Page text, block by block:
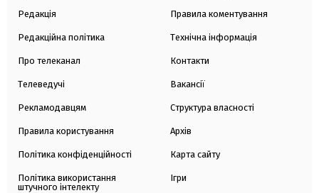
Редакція
Редакційна політика
Про телеканал
Телеведучі
Рекламодавцям
Правила користування
Політика конфіденційності
Політика використання
штучного інтелекту
Правила коментування
Технічна інформація
Контакти
Вакансії
Структура власності
Архів
Карта сайту
Ігри